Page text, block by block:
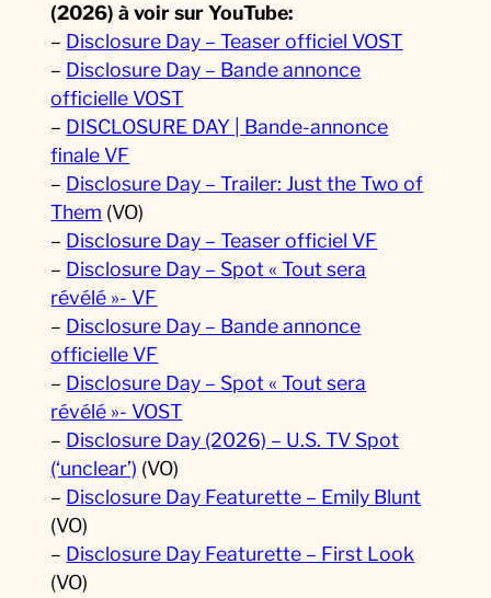
(2026) à voir sur YouTube:
– Disclosure Day – Teaser officiel VOST
– Disclosure Day – Bande annonce
officielle VOST
– DISCLOSURE DAY | Bande-annonce
finale VF
– Disclosure Day – Trailer: Just the Two of
Them (VO)
– Disclosure Day – Teaser officiel VF
– Disclosure Day – Spot « Tout sera
révélé »- VF
– Disclosure Day – Bande annonce
officielle VF
– Disclosure Day – Spot « Tout sera
révélé »- VOST
– Disclosure Day (2026) – U.S. TV Spot
(‘unclear’) (VO)
– Disclosure Day Featurette – Emily Blunt
(VO)
– Disclosure Day Featurette – First Look
(VO)